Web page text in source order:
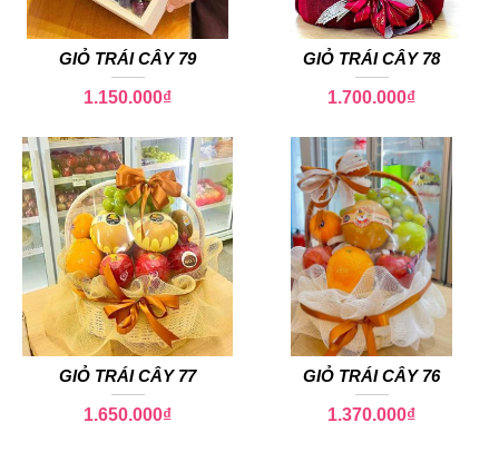
GIỎ TRÁI CÂY 79
1.150.000₫
GIỎ TRÁI CÂY 78
1.700.000₫
GIỎ TRÁI CÂY 77
1.650.000₫
GIỎ TRÁI CÂY 76
1.370.000₫